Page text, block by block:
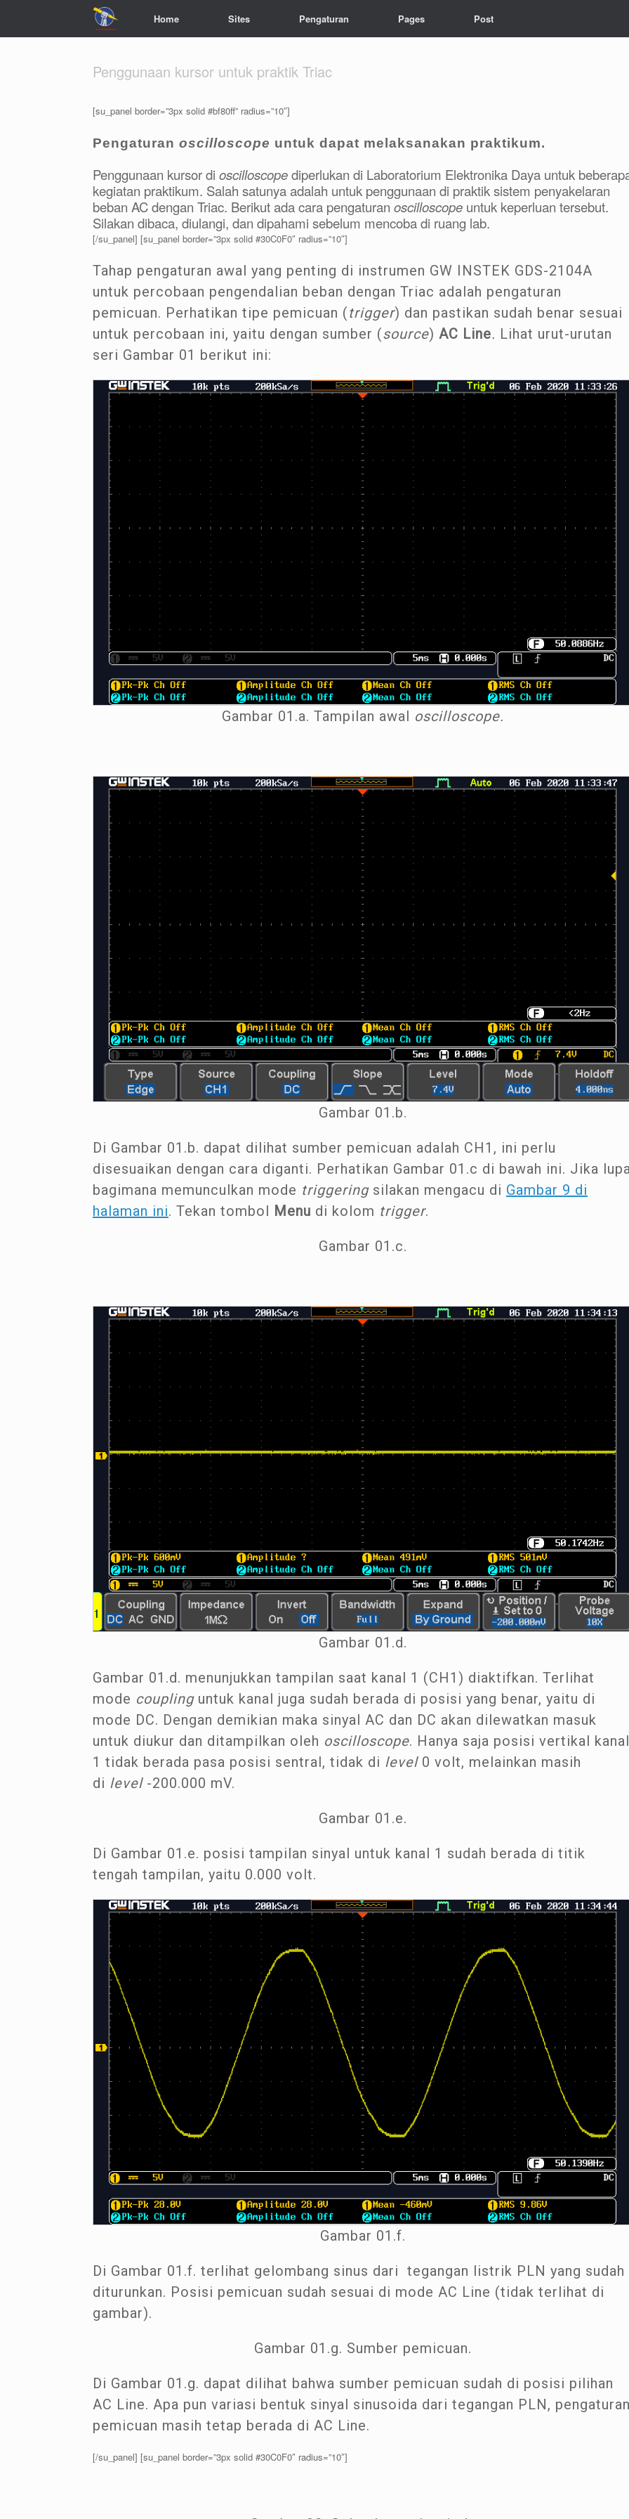
Home Sites Pengaturan Pages Post
Penggunaan kursor untuk praktik Triac
[su_panel border=”3px solid #bf80ff” radius=”10″]
Pengaturan oscilloscope untuk dapat melaksanakan praktikum.
Penggunaan kursor di oscilloscopediperlukan di Laboratorium Elektronika Daya untuk
kegiatan praktikum. Salah satunya adalah untuk penggunaan di praktik sistem penyakelaran
beban AC dengan Triac. Berikut ada cara pengaturan oscilloscope untuk keperluan tersebut.
Silakan dibaca, diulangi, dan dipahami sebelum mencoba di ruang lab.
[/su_panel] [su_panel border=”3px solid #30C0F0″ radius=”10″]
Tahap pengaturan awal yang penting di instrumen GW INSTEK GDS-2104A
untuk percobaan pengendalian beban dengan Triac adalah pengaturan
pemicuan. Perhatikan tipe pemicuan (trigger) dan pastikan sudah benar sesuai
untuk percobaan ini, yaitu dengan sumber (source) AC Line. Lihat urut-urutan
seri Gambar 01 berikut ini:
Gambar 01.a. Tampilan awal oscilloscope.
Gambar 01.b.
Di Gambar 01.b. dapat dilihat sumber pemicuan adalah CH1, ini perlu
disesuaikan dengan cara diganti. Perhatikan Gambar 01.c di bawah ini. Jika
bagimana memunculkan mode triggeringsilakan mengacu di Gambar 9 di
halaman ini. Tekan tombol Menu di kolom trigger.
Gambar 01.c.
Gambar 01.d.
Gambar 01.d. menunjukkan tampilan saat kanal 1 (CH1) diaktifkan. Terlihat
mode couplinguntuk kanal juga sudah berada di posisi yang benar, yaitu di
mode DC. Dengan demikian maka sinyal AC dan DC akan dilewatkan masuk
untuk diukur dan ditampilkan oleh oscilloscope. Hanya saja posisi vertikal kanal
1 tidak berada pasa posisi sentral, tidak di level 0 volt, melainkan masih
di level-200.000 mV.
Gambar 01.e.
Di Gambar 01.e. posisi tampilan sinyal untuk kanal 1 sudah berada di titik
tengah tampilan, yaitu 0.000 volt.
Gambar 01.f.
Di Gambar 01.f. terlihat gelombang sinus dari tegangan listrik PLN yang sudah
diturunkan. Posisi pemicuan sudah sesuai di mode AC Line (tidak terlihat di
gambar).
Gambar 01.g. Sumber pemicuan.
Di Gambar 01.g. dapat dilihat bahwa sumber pemicuan sudah di posisi pilihan
AC Line. Apa pun variasi bentuk sinyal sinusoida dari tegangan PLN,
pemicuan masih tetap berada di AC Line.
[/su_panel] [su_panel border=”3px solid #30C0F0″ radius=”10″]